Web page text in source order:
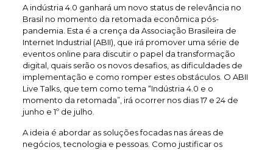
A indústria 4.0 ganhará um novo status de relevância no
Brasil no momento da retomada econômica pós-
pandemia. Esta é a crença da Associação Brasileira de
Internet Industrial (ABII), que irá promover uma série de
eventos online para discutir o papel da transformação
digital, quais serão os novos desafios, as dificuldades de
implementação e como romper estes obstáculos. O ABII
Live Talks, que tem como tema “Indústria 4.0 e o
momento da retomada”, irá ocorrer nos dias 17 e 24 de
junho e 1º de julho.
A ideia é abordar as soluções focadas nas áreas de
negócios, tecnologia e pessoas. Como justificar os